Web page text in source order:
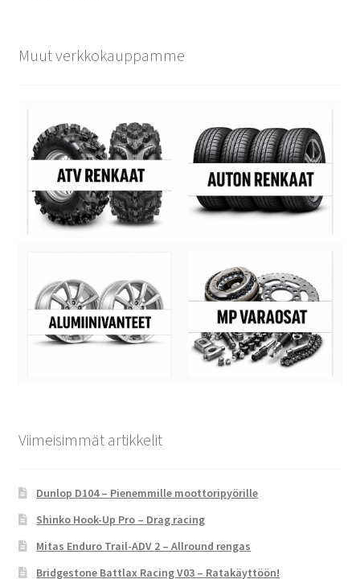
Muut verkkokauppamme
Viimeisimmät artikkelit
Dunlop D104 – Pienemmille moottoripyörille
Shinko Hook-Up Pro – Drag racing
Mitas Enduro Trail-ADV 2 – Allround rengas
Bridgestone Battlax Racing V03 – Ratakäyttöön!